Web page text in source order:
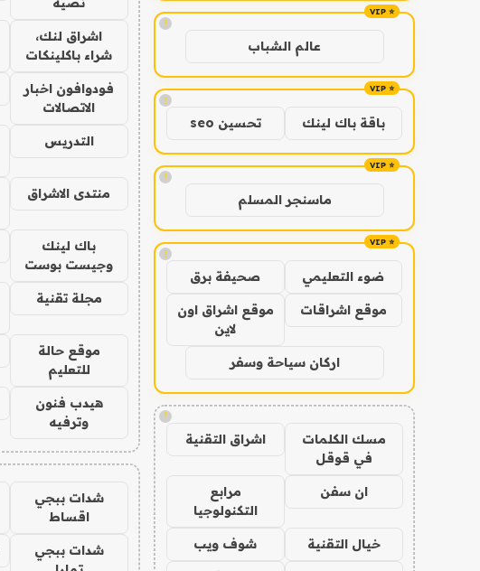
!
عالم الشباب
!
باقة باك لينك تحسين seo
!
ماسنجر المسلم
!
ضوء التعليمي صحيفة برق
موقع اشراقات
موقع اشراق اون
لاين
اركان سياحة وسفر
!
مسك الكلمات
في قوقل
اشراق التقنية
ان سفن
مرابع
التكنولوجيا
خيال التقنية شوف ويب
اشراق لنك،
شراء باكلينكات
فودوافون اخبار
الاتصالات
التدريس
منتدى الاشراق
باك لينك
وجيست بوست
مجلة تقنية
موقع حالة
للتعليم
هيدب فنون
وترفيه
شدات ببجي
اقساط
شدات ببجي